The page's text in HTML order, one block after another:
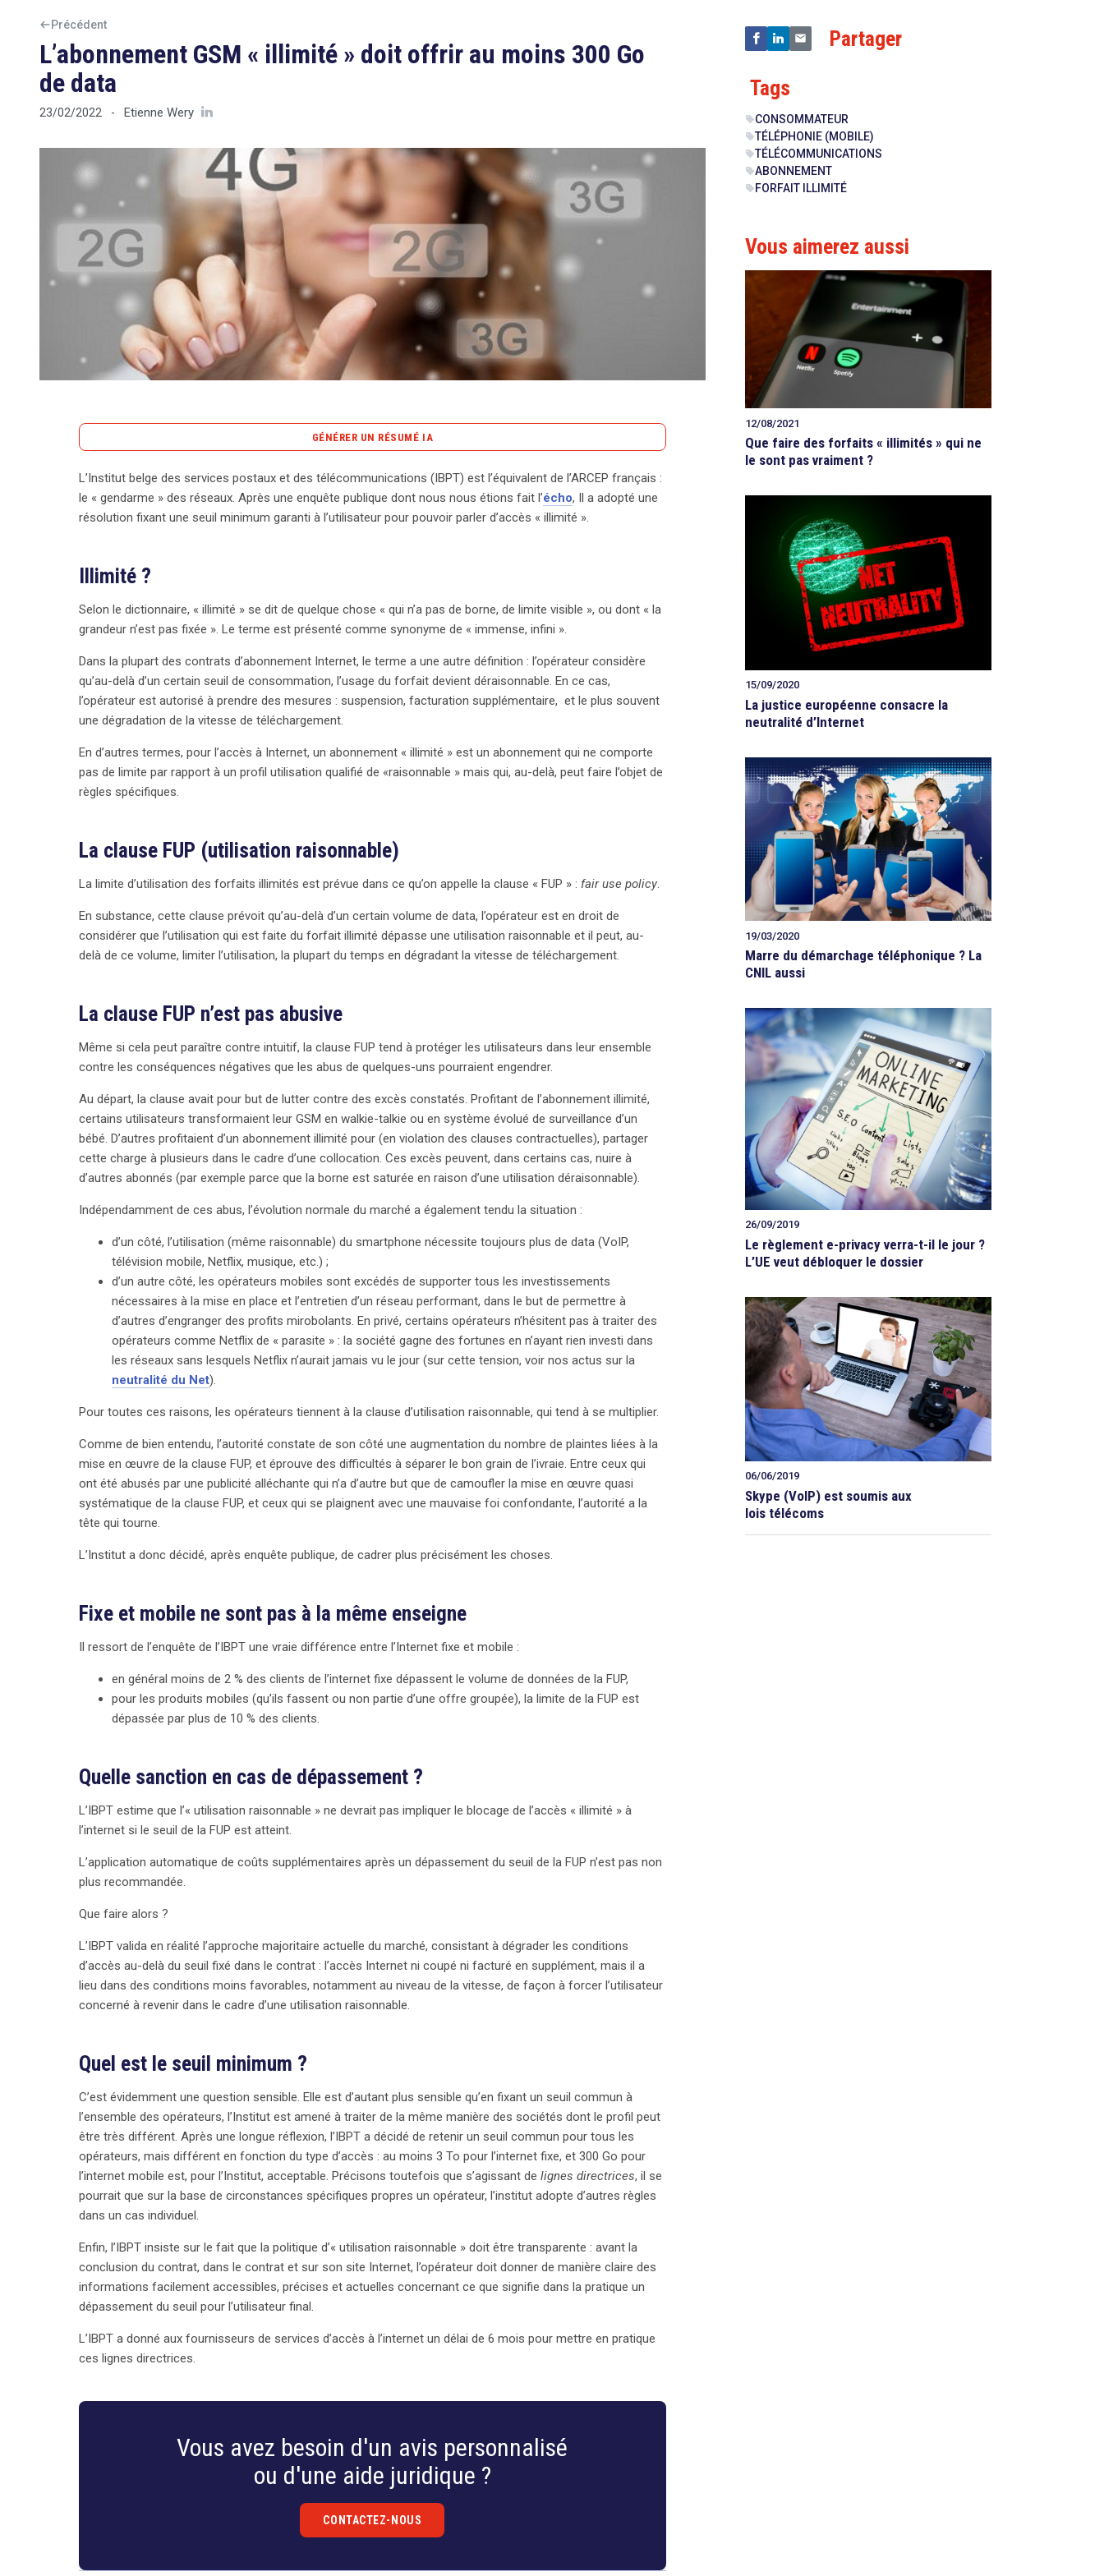
Précédent
L’abonnement GSM « illimité » doit offrir au moins 300 Go
de data
23/02/2022 - Etienne Wery
GÉNÉRER UN RÉSUMÉ IA
L’Institut belge des services postaux et des télécommunications (IBPT) a récemment clarifié ce que
signifie « illimité » en matière d’accès à Internet. En effet, la définition traditionnelle de l’illimité, souvent
limite la consommation de données au-delà d’un certain seuil. Cette politique vise à protéger les
peuvent surcharger le réseau. Malgré les abus, l’IBPT a constaté une augmentation des plaintes
concernant l’application de la FUP, rendant nécessaire un cadre plus strict. Ainsi, une distinction claire
a été établie entre l’Internet fixe et mobile, avec des seuils de consommation recommandés : 3 To
pour l’Internet fixe et 300 Go pour le mobile. L’IBPT préconise également que les opérateurs ne
bloquent pas l’accès illimité en cas de dépassement de la FUP, mais plutôt qu’ils dégradent la vitesse
de connexion pour encourager un usage raisonnable. De plus, la transparence est essentielle : les
d’un contrat. Les fournisseurs ont six mois pour se conformer à ces nouvelles directives.
L’Institut belge des services postaux et des télécommunications (IBPT) est l’équivalent de l’ARCEP français :
le « gendarme » des réseaux. Après une enquête publique dont nous nous étions fait l’écho, Il a adopté une
résolution fixant une seuil minimum garanti à l’utilisateur pour pouvoir parler d’accès « illimité ».
Illimité ?
Selon le dictionnaire, « illimité » se dit de quelque chose « qui n’a pas de borne, de limite visible », ou dont « la
grandeur n’est pas fixée ». Le terme est présenté comme synonyme de « immense, infini ».
Dans la plupart des contrats d’abonnement Internet, le terme a une autre définition : l’opérateur considère
qu’au-delà d’un certain seuil de consommation, l’usage du forfait devient déraisonnable. En ce cas,
l’opérateur est autorisé à prendre des mesures : suspension, facturation supplémentaire, et le plus souvent
une dégradation de la vitesse de téléchargement.
En d’autres termes, pour l’accès à Internet, un abonnement « illimité » est un abonnement qui ne comporte
pas de limite par rapport à un profil utilisation qualifié de «raisonnable » mais qui, au-delà, peut faire l’objet de
règles spécifiques.
La clause FUP (utilisation raisonnable)
La limite d’utilisation des forfaits illimités est prévue dans ce qu’on appelle la clause « FUP » : fair use policy.
En substance, cette clause prévoit qu’au-delà d’un certain volume de data, l’opérateur est en droit de
considérer que l’utilisation qui est faite du forfait illimité dépasse une utilisation raisonnable et il peut, au-
delà de ce volume, limiter l’utilisation, la plupart du temps en dégradant la vitesse de téléchargement.
La clause FUP n’est pas abusive
Même si cela peut paraître contre intuitif, la clause FUP tend à protéger les utilisateurs dans leur ensemble
contre les conséquences négatives que les abus de quelques-uns pourraient engendrer.
Au départ, la clause avait pour but de lutter contre des excès constatés. Profitant de l’abonnement illimité,
certains utilisateurs transformaient leur GSM en walkie-talkie ou en système évolué de surveillance d’un
bébé. D’autres profitaient d’un abonnement illimité pour (en violation des clauses contractuelles), partager
cette charge à plusieurs dans le cadre d’une collocation. Ces excès peuvent, dans certains cas, nuire à
d’autres abonnés (par exemple parce que la borne est saturée en raison d’une utilisation déraisonnable).
Indépendamment de ces abus, l’évolution normale du marché a également tendu la situation :
d’un côté, l’utilisation (même raisonnable) du smartphone nécessite toujours plus de data (VoIP,
télévision mobile, Netflix, musique, etc.) ;
d’un autre côté, les opérateurs mobiles sont excédés de supporter tous les investissements
nécessaires à la mise en place et l’entretien d’un réseau performant, dans le but de permettre à
d’autres d’engranger des profits mirobolants. En privé, certains opérateurs n’hésitent pas à traiter des
opérateurs comme Netflix de « parasite » : la société gagne des fortunes en n’ayant rien investi dans
les réseaux sans lesquels Netflix n’aurait jamais vu le jour (sur cette tension, voir nos actus sur la
neutralité du Net).
Pour toutes ces raisons, les opérateurs tiennent à la clause d’utilisation raisonnable, qui tend à se multiplier.
Comme de bien entendu, l’autorité constate de son côté une augmentation du nombre de plaintes liées à la
mise en œuvre de la clause FUP, et éprouve des difficultés à séparer le bon grain de l’ivraie. Entre ceux qui
ont été abusés par une publicité alléchante qui n’a d’autre but que de camoufler la mise en œuvre quasi
systématique de la clause FUP, et ceux qui se plaignent avec une mauvaise foi confondante, l’autorité a la
tête qui tourne.
L’Institut a donc décidé, après enquête publique, de cadrer plus précisément les choses.
Fixe et mobile ne sont pas à la même enseigne
Il ressort de l’enquête de l’IBPT une vraie différence entre l’Internet fixe et mobile :
en général moins de 2 % des clients de l’internet fixe dépassent le volume de données de la FUP,
pour les produits mobiles (qu’ils fassent ou non partie d’une offre groupée), la limite de la FUP est
dépassée par plus de 10 % des clients.
Quelle sanction en cas de dépassement ?
L’IBPT estime que l’« utilisation raisonnable » ne devrait pas impliquer le blocage de l’accès « illimité » à
l’internet si le seuil de la FUP est atteint.
L’application automatique de coûts supplémentaires après un dépassement du seuil de la FUP n’est pas non
plus recommandée.
Que faire alors ?
L’IBPT valida en réalité l’approche majoritaire actuelle du marché, consistant à dégrader les conditions
d’accès au-delà du seuil fixé dans le contrat : l’accès Internet ni coupé ni facturé en supplément, mais il a
lieu dans des conditions moins favorables, notamment au niveau de la vitesse, de façon à forcer l’utilisateur
concerné à revenir dans le cadre d’une utilisation raisonnable.
Quel est le seuil minimum ?
C’est évidemment une question sensible. Elle est d’autant plus sensible qu’en fixant un seuil commun à
l’ensemble des opérateurs, l’Institut est amené à traiter de la même manière des sociétés dont le profil peut
être très différent. Après une longue réflexion, l’IBPT a décidé de retenir un seuil commun pour tous les
opérateurs, mais différent en fonction du type d’accès : au moins 3 To pour l’internet fixe, et 300 Go pour
l’internet mobile est, pour l’Institut, acceptable. Précisons toutefois que s’agissant de lignes directrices, il se
pourrait que sur la base de circonstances spécifiques propres un opérateur, l’institut adopte d’autres règles
dans un cas individuel.
Enfin, l’IBPT insiste sur le fait que la politique d’« utilisation raisonnable » doit être transparente : avant la
conclusion du contrat, dans le contrat et sur son site Internet, l’opérateur doit donner de manière claire des
informations facilement accessibles, précises et actuelles concernant ce que signifie dans la pratique un
dépassement du seuil pour l’utilisateur final.
L’IBPT a donné aux fournisseurs de services d’accès à l’internet un délai de 6 mois pour mettre en pratique
ces lignes directrices.
Vous avez besoin d'un avis personnalisé
ou d'une aide juridique ?
CONTACTEZ-NOUS
Partager
Tags
sellCONSOMMATEUR
sellTÉLÉPHONIE (MOBILE)
sellTÉLÉCOMMUNICATIONS
sellABONNEMENT
sellFORFAIT ILLIMITÉ
Vous aimerez aussi
12/08/2021
Que faire des forfaits « illimités » qui ne
le sont pas vraiment ?
15/09/2020
La justice européenne consacre la
neutralité d’Internet
19/03/2020
Marre du démarchage téléphonique ? La
CNIL aussi
26/09/2019
Le règlement e-privacy verra-t-il le jour ?
L’UE veut débloquer le dossier
06/06/2019
Skype (VoIP) est soumis aux
lois télécoms
search